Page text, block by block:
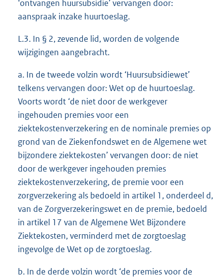
‘ontvangen huursubsidie’ vervangen door:
aanspraak inzake huurtoeslag.
L.3. In § 2, zevende lid, worden de volgende
wijzigingen aangebracht.
a. In de tweede volzin wordt ‘Huursubsidiewet’
telkens vervangen door: Wet op de huurtoeslag.
Voorts wordt ‘de niet door de werkgever
ingehouden premies voor een
ziektekostenverzekering en de nominale premies op
grond van de Ziekenfondswet en de Algemene wet
bijzondere ziektekosten’ vervangen door: de niet
door de werkgever ingehouden premies
ziektekostenverzekering, de premie voor een
zorgverzekering als bedoeld in artikel 1, onderdeel d,
van de Zorgverzekeringswet en de premie, bedoeld
in artikel 17 van de Algemene Wet Bijzondere
Ziektekosten, verminderd met de zorgtoeslag
ingevolge de Wet op de zorgtoeslag.
b. In de derde volzin wordt ‘de premies voor de